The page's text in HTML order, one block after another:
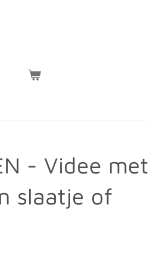
- Videe met
slaatje of